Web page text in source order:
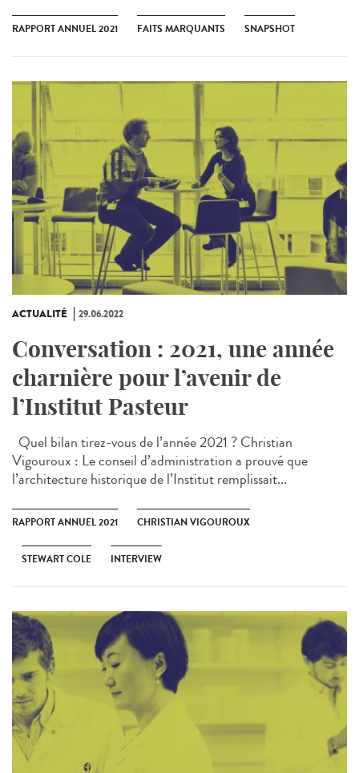
RAPPORT ANNUEL 2021 FAITS MARQUANTS SNAPSHOT
ACTUALITÉ 29.06.2022
Conversation : 2021, une année
charnière pour l’avenir de
l’Institut Pasteur
Quel bilan tirez-vous de l’année 2021 ? Christian
Vigouroux : Le conseil d’administration a prouvé que
l’architecture historique de l’Institut remplissait...
RAPPORT ANNUEL 2021 CHRISTIAN VIGOUROUX
STEWART COLE INTERVIEW